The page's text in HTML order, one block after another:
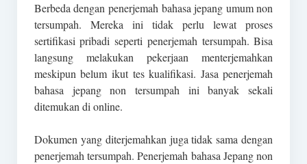
Berbeda dengan penerjemah bahasa jepang umum non
tersumpah. Mereka ini tidak perlu lewat proses
sertifikasi pribadi seperti penerjemah tersumpah. Bisa
langsung melakukan pekerjaan menterjemahkan
meskipun belum ikut tes kualifikasi. Jasa penerjemah
bahasa jepang non tersumpah ini banyak sekali
ditemukan di online.
Dokumen yang diterjemahkan juga tidak sama dengan
penerjemah tersumpah. Penerjemah bahasa Jepang non